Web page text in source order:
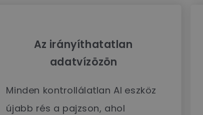
Az irányíthatatlan
adatvízözön
Minden kontrollálatlan AI eszköz
újabb rés a pajzson, ahol